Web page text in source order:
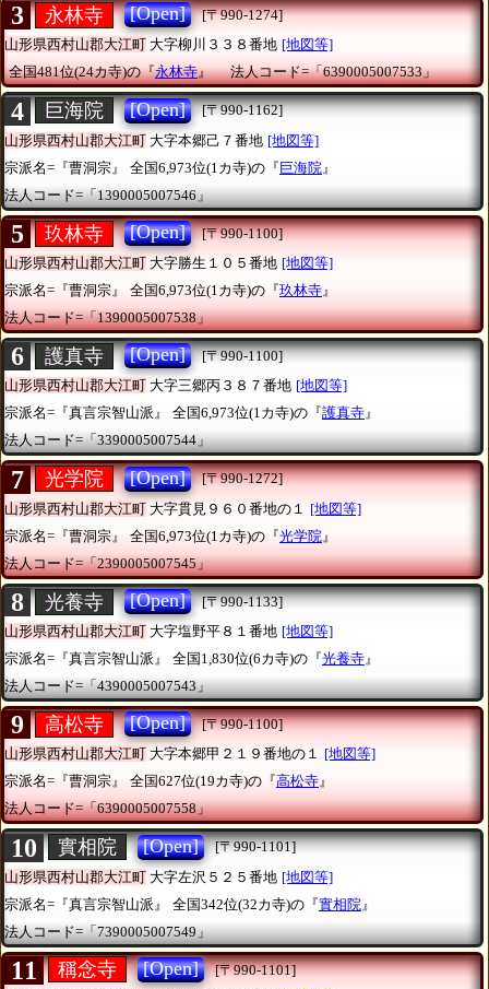
3 永林寺 [Open]
[〒990-1274]
山形県西村山郡大江町 大字柳川３３８番地 [地図等]
全国481位(24カ寺)の『永林寺』 法人コード=「6390005007533」
4 巨海院 [Open]
[〒990-1162]
山形県西村山郡大江町 大字本郷己７番地 [地図等]
宗派名=『曹洞宗』
全国6,973位(1カ寺)の『巨海院 』
法人コード=「1390005007546」
5 玖林寺 [Open]
[〒990-1100]
山形県西村山郡大江町 大字勝生１０５番地 [地図等]
宗派名=『曹洞宗』
全国6,973位(1カ寺)の『玖林寺』
法人コード=「1390005007538」
6 護真寺 [Open]
[〒990-1100]
山形県西村山郡大江町 大字三郷丙３８７番地 [地図等]
宗派名=『真言宗智山派』
全国6,973位(1カ寺)の『護真寺』
法人コード=「3390005007544」
7 光学院 [Open]
[〒990-1272]
山形県西村山郡大江町 大字貫見９６０番地の１
[地図等]
宗派名=『曹洞宗』
全国6,973位(1カ寺)の『光学院 』
法人コード=「2390005007545」
8 光養寺 [Open]
[〒990-1133]
山形県西村山郡大江町 大字塩野平８１番地 [地図等]
宗派名=『真言宗智山派』
全国1,830位(6カ寺)の『光養寺』
法人コード=「4390005007543」
9 高松寺 [Open]
[〒990-1100]
山形県西村山郡大江町 大字本郷甲２１９番地の１ [地図等]
宗派名=『曹洞宗』
全国627位(19カ寺)の『高松寺』
法人コード=「6390005007558」
10 實相院 [Open]
[〒990-1101]
山形県西村山郡大江町 大字左沢５２５番地 [地図等]
宗派名=『真言宗智山派』
全国342位(32カ寺)の『實相院 』
法人コード=「7390005007549」
11 稱念寺 [Open]
[〒990-1101]